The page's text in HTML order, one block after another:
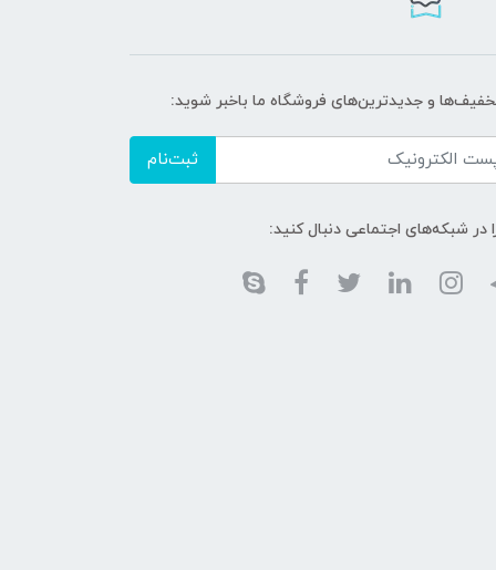
و جدیدترین‌های فروشگاه ما باخبر شوید:
ثبت‌نام
در شبکه‌های اجتماعی دنبال کنید: